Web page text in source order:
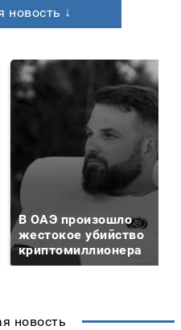
↓
В ОАЭ произошло
жестокое убийство
криптомиллионера
новость